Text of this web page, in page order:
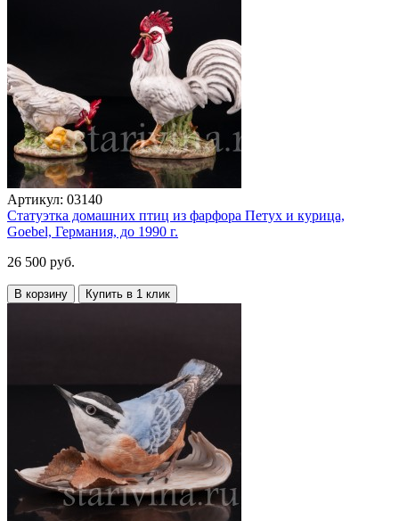
Артикул: 03140
Статуэтка домашних птиц из фарфора Петух и курица,
Goebel, Германия, до 1990 г.
26 500 руб.
В корзину Купить в 1 клик